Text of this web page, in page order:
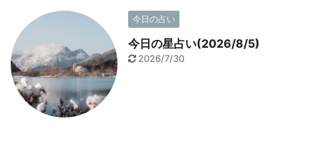
今日の占い
今日の星占い(2026/8/5)
2026/7/30